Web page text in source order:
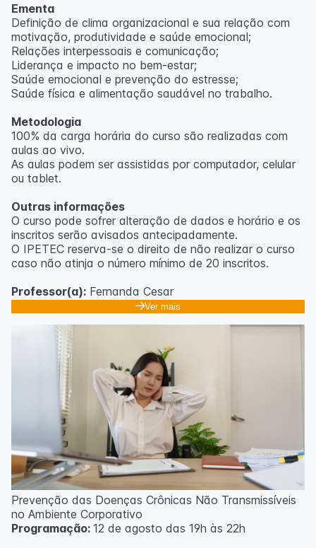
Ementa
Definição de clima organizacional e sua relação com
motivação, produtividade e saúde emocional;
Relações interpessoais e comunicação;
Liderança e impacto no bem-estar;
Saúde emocional e prevenção do estresse;
Saúde física e alimentação saudável no trabalho.
Metodologia
100% da carga horária do curso são realizadas com
aulas ao vivo.
As aulas podem ser assistidas por computador, celular
ou tablet.
Outras informações
O curso pode sofrer alteração de dados e horário e os
inscritos serão avisados ​​antecipadamente.
O IPETEC reserva-se o direito de não realizar o curso
caso não atinja o número mínimo de 20 inscritos.
Professor(a): Fernanda Cesar
Ver mais
Prevenção das Doenças Crônicas Não Transmissíveis
no Ambiente Corporativo
Programação: 12 de agosto das 19h às 22h